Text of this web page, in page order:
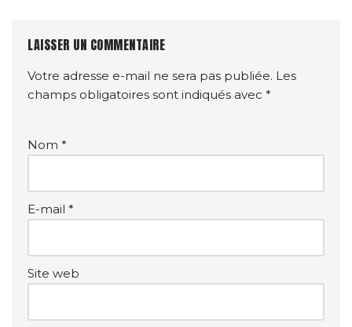
LAISSER UN COMMENTAIRE
Votre adresse e-mail ne sera pas publiée. Les
champs obligatoires sont indiqués avec *
Nom *
E-mail *
Site web